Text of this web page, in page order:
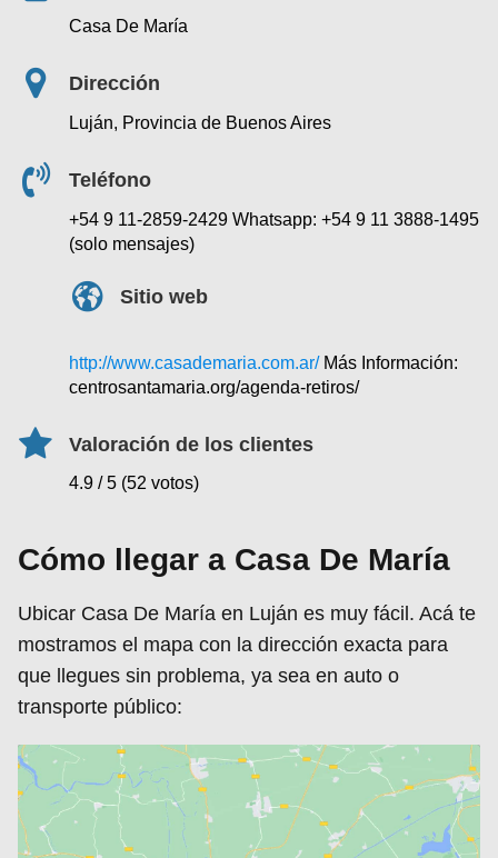
Casa De María
Dirección
Luján, Provincia de Buenos Aires
Teléfono
+54 9 11-2859-2429 Whatsapp: +54 9 11 3888-1495
(solo mensajes)
Sitio web
http://www.casademaria.com.ar/Más Información:
centrosantamaria.org/agenda-retiros/
Valoración de los clientes
4.9 / 5 (52 votos)
Cómo llegar a Casa De María
Ubicar Casa De María en Luján es muy fácil. Acá te
mostramos el mapa con la dirección exacta para
que llegues sin problema, ya sea en auto o
transporte público: